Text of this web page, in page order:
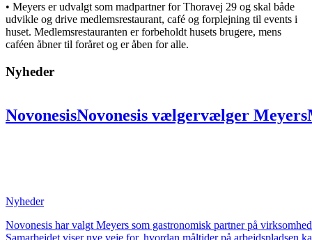
• Meyers er udvalgt som madpartner for Thoravej 29 og skal både
udvikle og drive medlemsrestaurant, café og forplejning til events i
huset. Medlemsrestauranten er forbeholdt husets brugere, mens
caféen åbner til foråret og er åben for alle.
Nyheder
NovonesisNovonesis vælgervælger Meyers
Nyheder
Novonesis har valgt Meyers som gastronomisk partner på